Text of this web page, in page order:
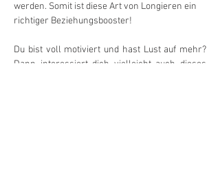
werden. Somit ist diese Art von Longieren ein
richtiger Beziehungsbooster!
Du bist voll motiviert und hast Lust auf mehr?
Dann interessiert dich vielleicht auch dieses